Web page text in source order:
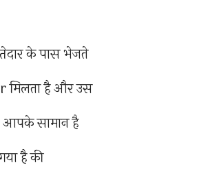
के पास भेजते
मिलता है और उस
आपके सामान है
है की